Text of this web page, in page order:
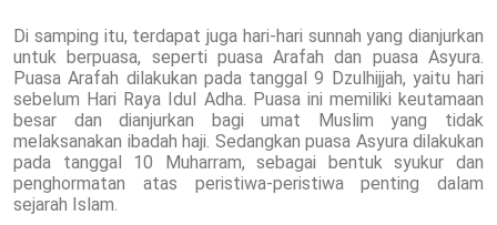
Di samping itu, terdapat juga hari-hari sunnah yang dianjurkan
untuk berpuasa, seperti puasa Arafah dan puasa Asyura.
Puasa Arafah dilakukan pada tanggal 9 Dzulhijjah, yaitu hari
sebelum Hari Raya Idul Adha. Puasa ini memiliki keutamaan
besar dan dianjurkan bagi umat Muslim yang tidak
melaksanakan ibadah haji. Sedangkan puasa Asyura dilakukan
pada tanggal 10 Muharram, sebagai bentuk syukur dan
penghormatan atas peristiwa-peristiwa penting dalam
sejarah Islam.